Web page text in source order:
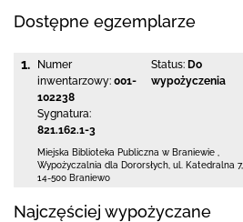
Dostępne egzemplarze
1.
Numer
inwentarzowy: 001-
102238
Sygnatura:
821.162.1-3
Status: Do
wypożyczenia
Miejska Biblioteka Publiczna w Braniewie
Wypożyczalnia dla Dororsłych, ul. Katedralna 7,
14-500 Braniewo
Najczęściej wypożyczane